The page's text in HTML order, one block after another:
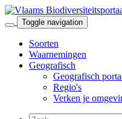
Toggle navigation
Soorten
Waarnemingen
Geografisch
Geografisch
Regio's
Verken je